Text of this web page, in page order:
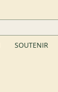
SOUTENIR